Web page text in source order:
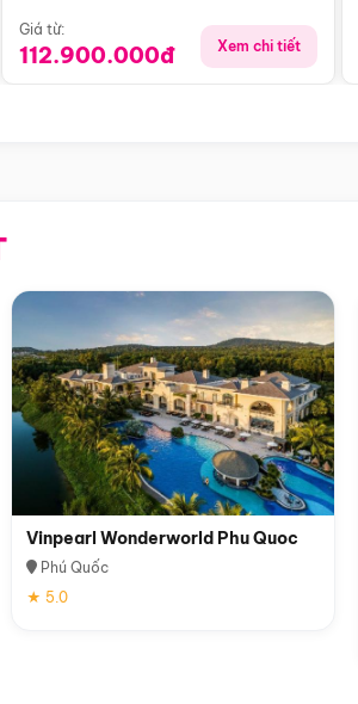
Giá từ:
112.900.000đ Xem chi tiết
Vinpearl Wonderworld Phu Quoc
Phú Quốc
★ 5.0